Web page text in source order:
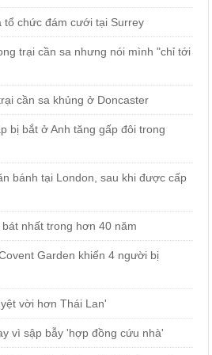
tổ chức đám cưới tại Surrey
trại cần sa nhưng nói mình "chỉ tới
cần sa khủng ở Doncaster
bị bắt ở Anh tăng gấp đôi trong
bánh tại London, sau khi được cấp
nhất trong hơn 40 năm
Garden khiến 4 người bị
vời hơn Thái Lan'
vì sập bẫy 'hợp đồng cứu nhà'